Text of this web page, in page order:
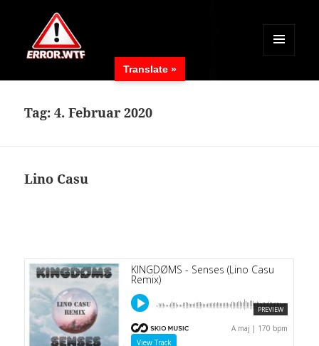
MENÜ
WIDGETS
Tag:4. Februar 2020
Lino Casu
Translate »